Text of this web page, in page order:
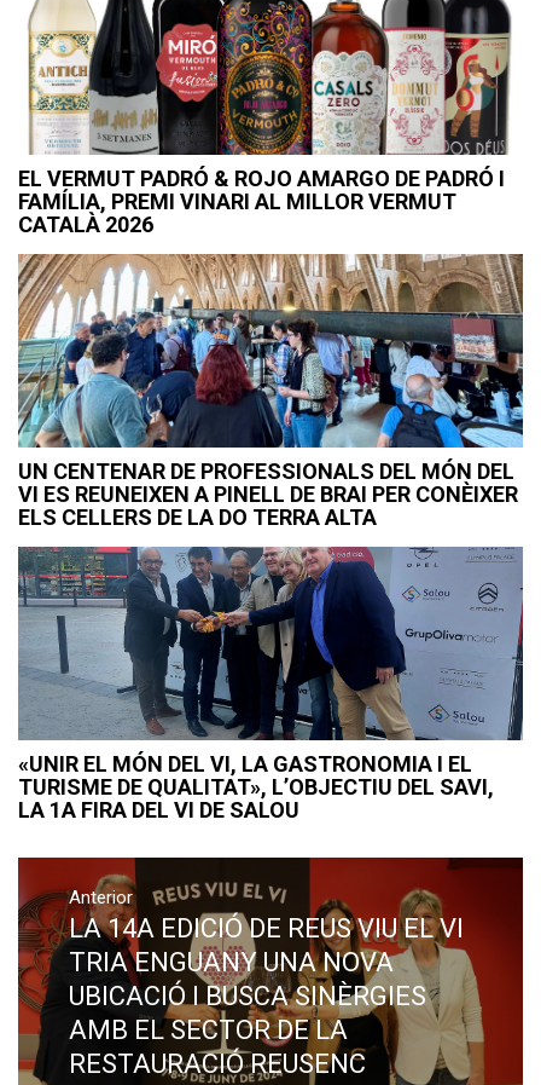
EL VERMUT PADRÓ & ROJO AMARGO DE PADRÓ I
FAMÍLIA, PREMI VINARI AL MILLOR VERMUT
CATALÀ 2026
UN CENTENAR DE PROFESSIONALS DEL MÓN DEL
VI ES REUNEIXEN A PINELL DE BRAI PER CONÈIXER
ELS CELLERS DE LA DO TERRA ALTA
«UNIR EL MÓN DEL VI, LA GASTRONOMIA I EL
TURISME DE QUALITAT», L’OBJECTIU DEL SAVI,
LA 1A FIRA DEL VI DE SALOU
Navegació
d'entrades
Anterior
Previous
post:
LA 14A EDICIÓ DE REUS VIU EL VI
TRIA ENGUANY UNA NOVA
UBICACIÓ I BUSCA SINÈRGIES
AMB EL SECTOR DE LA
RESTAURACIÓ REUSENC